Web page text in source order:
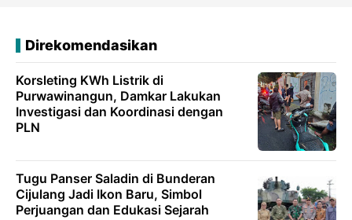
Direkomendasikan
Korsleting KWh Listrik di
Purwawinangun, Damkar Lakukan
Investigasi dan Koordinasi dengan
PLN
Tugu Panser Saladin di Bunderan
Cijulang Jadi Ikon Baru, Simbol
Perjuangan dan Edukasi Sejarah